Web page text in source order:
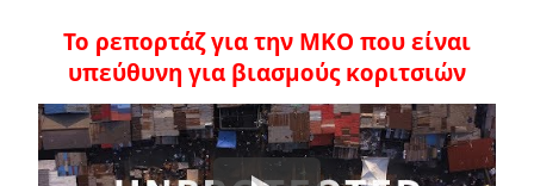
Το ρεπορτάζ για την ΜΚΟ που είναι
υπεύθυνη για βιασμούς κοριτσιών